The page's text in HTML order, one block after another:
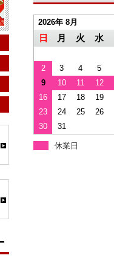
2026年 8月
日 月 火 水
2 3 4
5
9
10 11
12
16
17 18
19
23
24 25
26
30
31
休業日